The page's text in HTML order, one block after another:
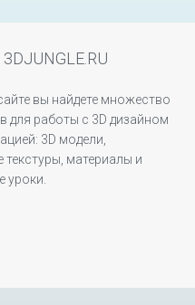
вы найдете множество
для работы с 3D дизайном
3D модели,
материалы и
уроки.